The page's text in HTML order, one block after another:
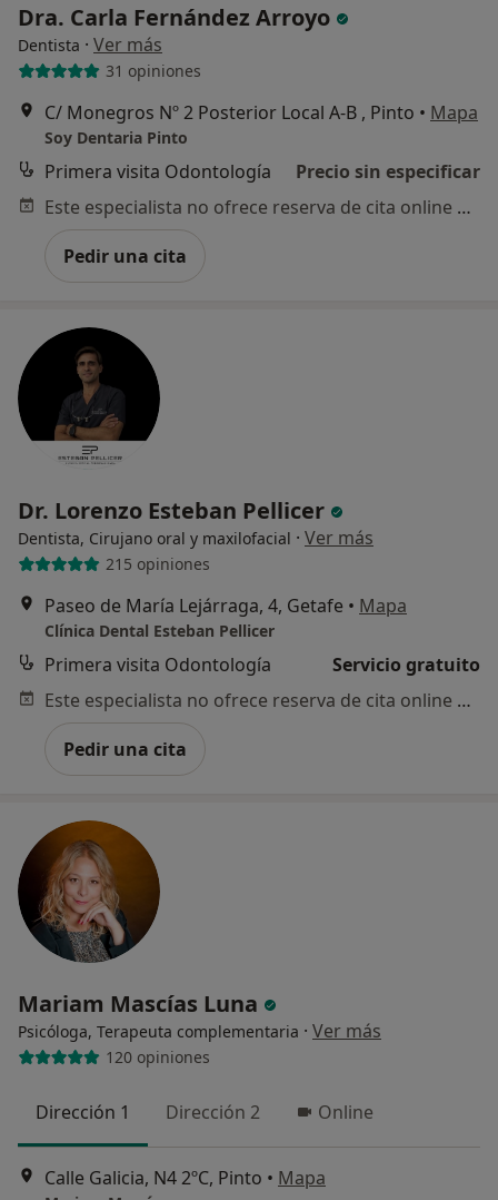
Dra. Carla Fernández Arroyo
Dentista · Ver más
31 opiniones
C/ Monegros Nº 2 Posterior Local A-B , Pinto • Mapa
Soy Dentaria Pinto
Primera visita Odontología
Precio sin especificar
Este especialista no ofrece reserva de cita online en esta dirección.
Pedir una cita
Dr. Lorenzo Esteban Pellicer
Dentista, Cirujano oral y maxilofacial · Ver más
215 opiniones
Paseo de María Lejárraga, 4, Getafe • Mapa
Clínica Dental Esteban Pellicer
Primera visita Odontología
Servicio gratuito
Este especialista no ofrece reserva de cita online en esta dirección.
Pedir una cita
Mariam Mascías Luna
Psicóloga, Terapeuta complementaria · Ver más
120 opiniones
Dirección 1 Dirección 2 Online
Calle Galicia, N4 2ºC, Pinto • Mapa